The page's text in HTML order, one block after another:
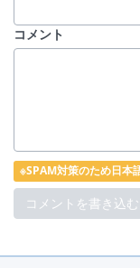
コメント
※SPAM対策のため日本